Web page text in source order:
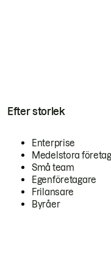
Efter storlek
Enterprise
Medelstora företag
Små team
Egenföretagare
Frilansare
Byråer